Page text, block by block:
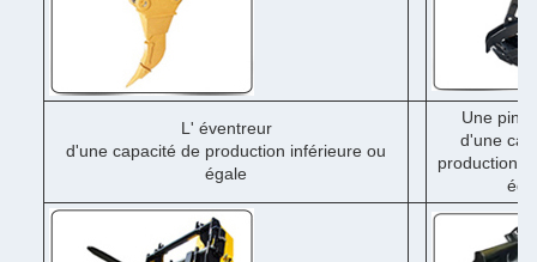
L' éventreur
d'une capacité de production inférieure ou
égale
Une
d'une
production